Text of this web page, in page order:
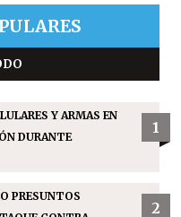
Y ARMAS EN
DURANTE
1
PRESUNTOS
2